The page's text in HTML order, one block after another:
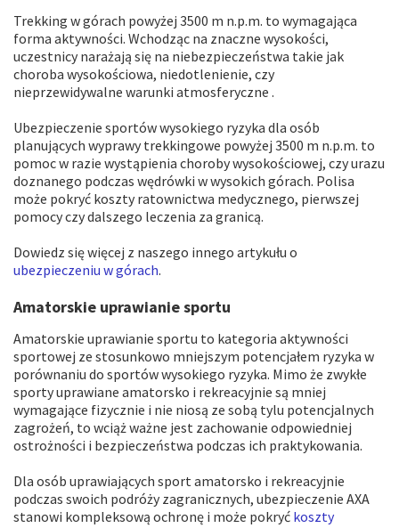
Trekking w górach powyżej 3500 m n.p.m. to wymagająca
forma aktywności. Wchodząc na znaczne wysokości,
uczestnicy narażają się na niebezpieczeństwa takie jak
choroba wysokościowa, niedotlenienie, czy
nieprzewidywalne warunki atmosferyczne .
Ubezpieczenie sportów wysokiego ryzyka dla osób
planujących wyprawy trekkingowe powyżej 3500 m n.p.m. to
pomoc w razie wystąpienia choroby wysokościowej, czy urazu
doznanego podczas wędrówki w wysokich górach. Polisa
może pokryć koszty ratownictwa medycznego, pierwszej
pomocy czy dalszego leczenia za granicą.
Dowiedz się więcej z naszego innego artykułu o
ubezpieczeniu w górach.
Amatorskie uprawianie sportu
Amatorskie uprawianie sportu to kategoria aktywności
sportowej ze stosunkowo mniejszym potencjałem ryzyka w
porównaniu do sportów wysokiego ryzyka. Mimo że zwykłe
sporty uprawiane amatorsko i rekreacyjnie są mniej
wymagające fizycznie i nie niosą ze sobą tylu potencjalnych
zagrożeń, to wciąż ważne jest zachowanie odpowiedniej
ostrożności i bezpieczeństwa podczas ich praktykowania.
Dla osób uprawiających sport amatorsko i rekreacyjnie
podczas swoich podróży zagranicznych, ubezpieczenie AXA
stanowi kompleksową ochronę i może pokryć koszty